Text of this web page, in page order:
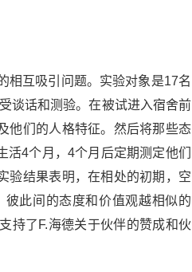
相互吸引问题。实验对象是17名
谈话和测验。在被试进入宿舍前
他们的人格特征。然后将那些态
4个月，4个月后定期测定他们
验结果表明，在相处的初期，空
此间的态度和价值观越相似的
持了F.海德关于伙伴的赞成和伙